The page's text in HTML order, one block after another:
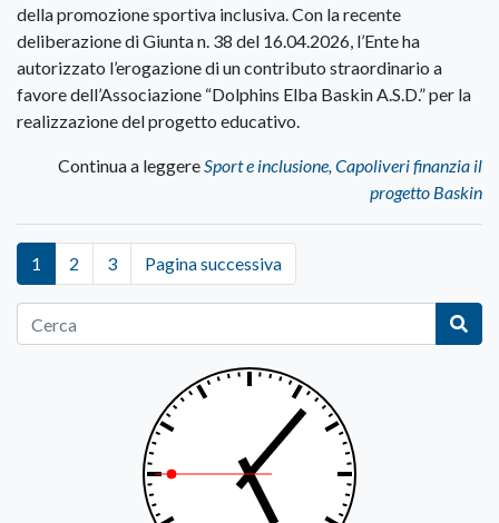
della promozione sportiva inclusiva. Con la recente
deliberazione di Giunta n. 38 del 16.04.2026, l’Ente ha
autorizzato l’erogazione di un contributo straordinario a
favore dell’Associazione “Dolphins Elba Baskin A.S.D.” per la
realizzazione del progetto educativo.
Continua a leggereSport e inclusione, Capoliveri finanzia il
progetto Baskin
1 2 3 Pagina successiva